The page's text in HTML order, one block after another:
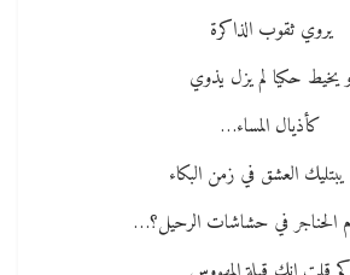
يروي ثقوب الذاكرة
يخيط حكيا لم يزل يذوي
كأذيال المساء…
العشق في زمن البكاء
الحناجر في حشاشات الرحيل؟…